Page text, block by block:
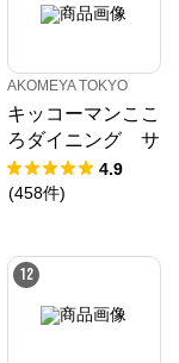
AKOMEYA TOKYO
キッコーマンここ
ろダイニング サ
クサクしょうゆア
ーモンド ペッパ
4.9
(458件)
12
群のご飯の
どを扱う